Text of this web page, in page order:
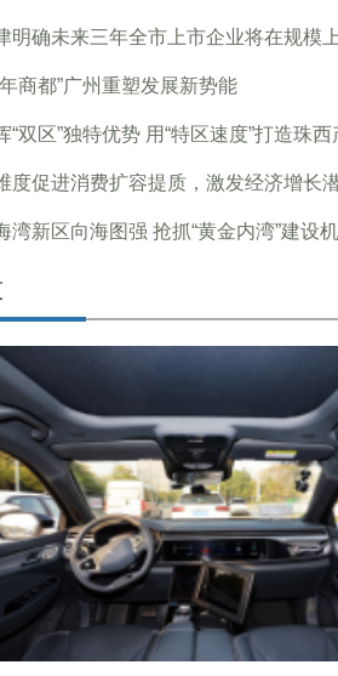
明确未来三年全市上市企业将在规模
商都”广州重塑发展新势能
“双区”独特优势 用“特区速度”打造珠西
度促进消费扩容提质，激发经济增长
湾新区向海图强 抢抓“黄金内湾”建设